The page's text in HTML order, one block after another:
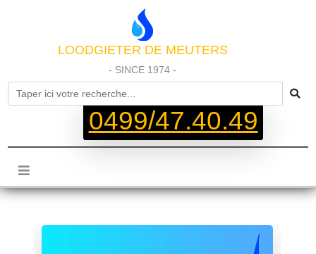
LOODGIETER DE MEUTERS
- SINCE 1974 -
0499/47.40.49